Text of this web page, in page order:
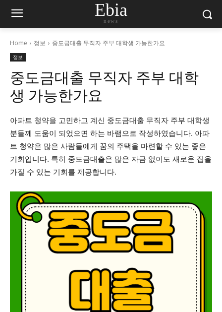
Ebia
news
Home 정보 중도금대출 무직자 주부 대학생 가능한가요
정보
중도금대출 무직자 주부 대학
생 가능한가요
아파트 청약을 고민하고 계신 중도금대출 무직자 주부 대학생
분들께 도움이 되었으면 하는 바램으로 작성하였습니다. 아파
트 청약은 많은 사람들에게 꿈의 주택을 마련할 수 있는 좋은
기회입니다. 특히 중도금대출은 많은 자금 없이도 새로운 집을
가질 수 있는 기회를 제공합니다.